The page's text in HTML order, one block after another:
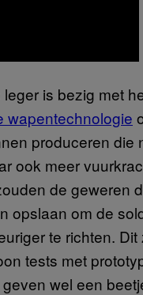
is bezig met
wapentechnologie
produceren die
ook meer
de geweren
opslaan om de
te richten. Dit
tests met
wel een